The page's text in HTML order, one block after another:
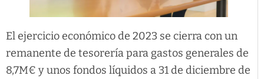
El ejercicio económico de 2023 se cierra con un
remanente de tesorería para gastos generales de
8,7M€ y unos fondos líquidos a 31 de diciembre de